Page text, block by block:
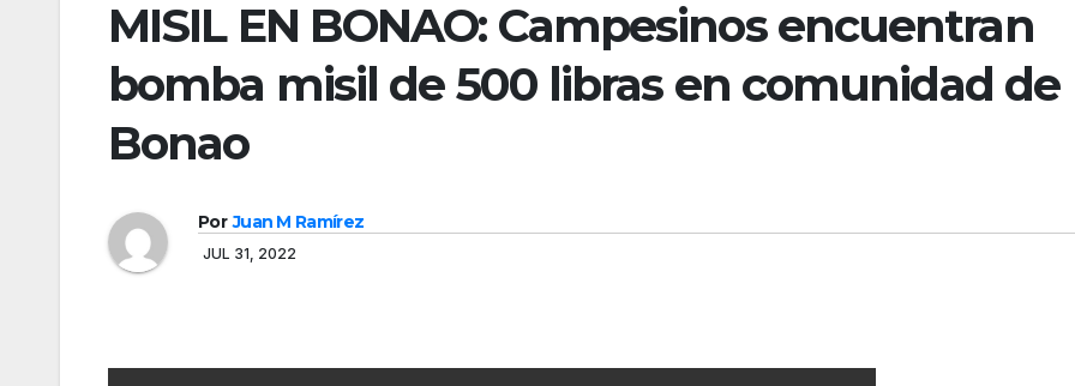
MISIL EN BONAO: Campesinos encuentran
bomba misil de 500 libras en comunidad de
Bonao
Por Juan M Ramírez
JUL 31, 2022